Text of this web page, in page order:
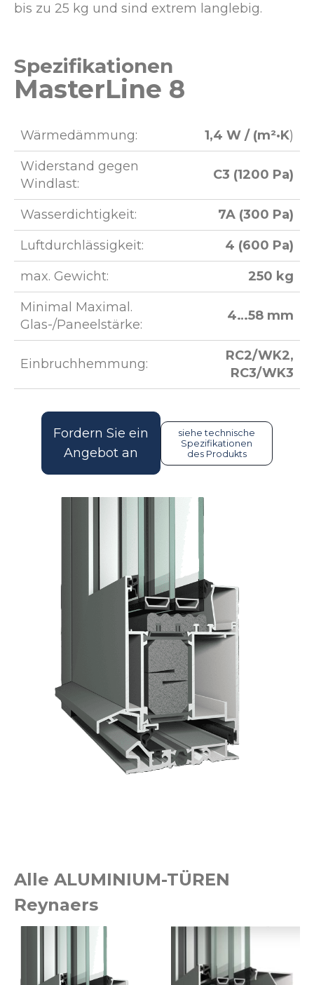
bis zu 25 kg und sind extrem langlebig.
Spezifikationen
MasterLine 8
Wärmedämmung: 1,4 W / (m²·K)
Widerstand gegen
Windlast:
C3 (1200 Pa)
Wasserdichtigkeit:
7A (300 Pa)
Luftdurchlässigkeit:
4 (600 Pa)
max. Gewicht:
250 kg
Minimal Maximal.
Glas-/Paneelstärke:
4…58 mm
Einbruchhemmung:
RC2/WK2,
RC3/WK3
Fordern Sie ein
Angebot an
siehe technische
Spezifikationen
des Produkts
Alle ALUMINIUM-TÜREN
Reynaers